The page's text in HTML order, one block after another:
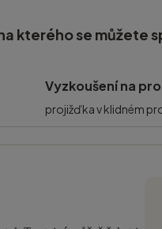
kterého se můžete
Vyzkoušení na
projižďka v klidném